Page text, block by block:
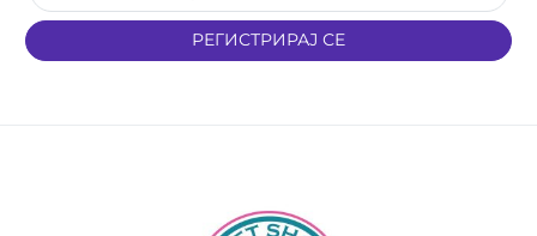
РЕГИСТРИРАЈ СЕ